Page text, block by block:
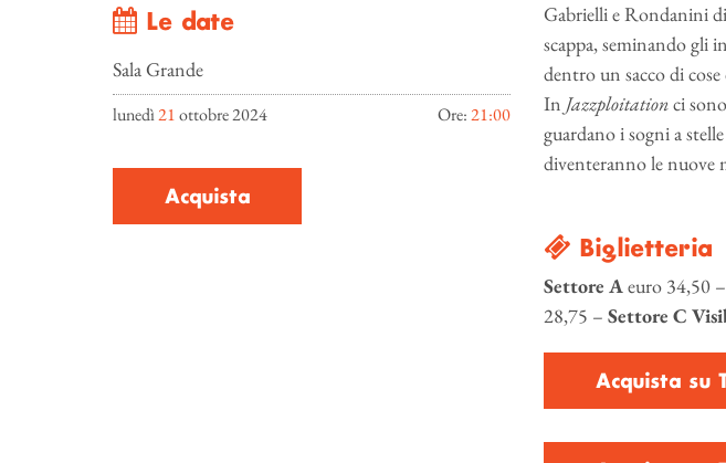
Le date
Sala Grande
lunedì21ottobre 2024 Ore:21:00
Acquista
Gabrielli e Rondanini
scappa, seminando gli
dentro un sacco di
In Jazzploitationci
guardano i sogni a
diventeranno le nuove
Biglietteria
Settore Aeuro 34,50 –
28,75 – Settore C
Acquista su